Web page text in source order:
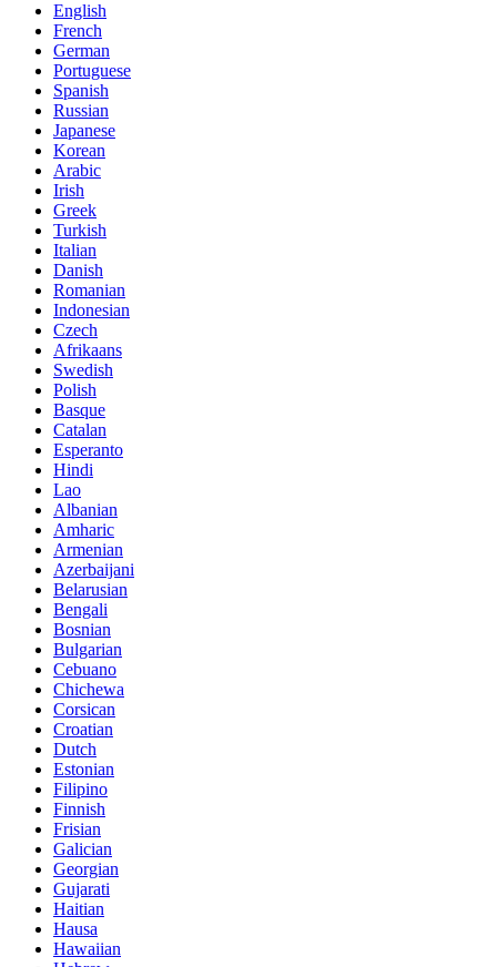
English
French
German
Portuguese
Spanish
Russian
Japanese
Korean
Arabic
Irish
Greek
Turkish
Italian
Danish
Romanian
Indonesian
Czech
Afrikaans
Swedish
Polish
Basque
Catalan
Esperanto
Hindi
Lao
Albanian
Amharic
Armenian
Azerbaijani
Belarusian
Bengali
Bosnian
Bulgarian
Cebuano
Chichewa
Corsican
Croatian
Dutch
Estonian
Filipino
Finnish
Frisian
Galician
Georgian
Gujarati
Haitian
Hausa
Hawaiian